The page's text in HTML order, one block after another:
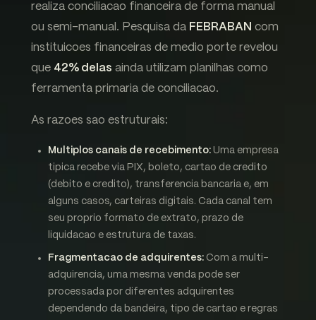
realiza conciliacao financeira de forma manual
ou semi-manual. Pesquisa da FEBRABAN com
instituicoes financeiras de medio porte revelou
que 42% delas ainda utilizam planilhas como
ferramenta primaria de conciliacao.
As razoes sao estruturais:
Multiplos canais de recebimento: Uma empresa
tipica recebe via PIX, boleto, cartao de credito
(debito e credito), transferencia bancaria e, em
alguns casos, carteiras digitais. Cada canal tem
seu proprio formato de extrato, prazo de
liquidacao e estrutura de taxas.
Fragmentacao de adquirentes: Com a multi-
adquirencia, uma mesma venda pode ser
processada por diferentes adquirentes
dependendo da bandeira, tipo de cartao e regras